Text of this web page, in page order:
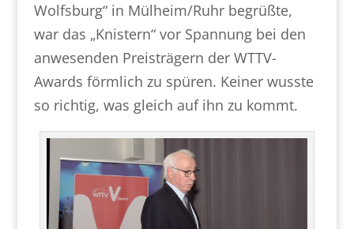
Wolfsburg“ in Mülheim/Ruhr begrüßte,
war das „Knistern“ vor Spannung bei den
anwesenden Preisträgern der WTTV-
Awards förmlich zu spüren. Keiner wusste
so richtig, was gleich auf ihn zu kommt.